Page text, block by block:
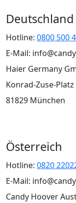
Deutschland
Hotline: 0800 500
E-Mail:
Haier Germany
Konrad-Zuse-Platz
81829 München
Österreich
Hotline: 0820
E-Mail:
Candy Hoover